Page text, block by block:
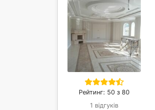
Рейтинг: 50 з 80
1 відгуків